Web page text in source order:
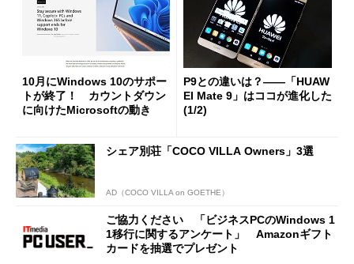
10月にWindows 10のサポー
トが終了！ カウントダウン
に向けたMicrosoftの動き
P9との違いは？――「HUAW
EI Mate 9」はココが進化した
(1/2)
シェア別荘「COCO VILLA Owners」3選
AD（COCO VILLA on GOETHE）
ご協力ください 「ビジネスPCのWindows 1
1移行に関するアンケート」 Amazonギフト
カードを抽選でプレゼント